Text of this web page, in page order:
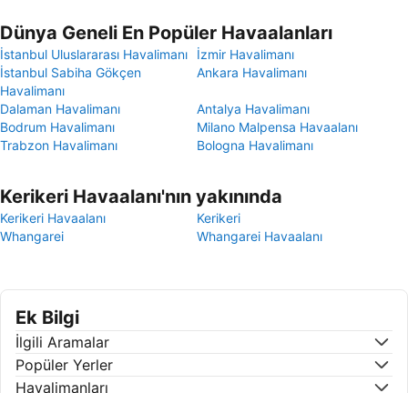
Dünya Geneli En Popüler Havaalanları
İstanbul Uluslararası Havalimanı
İzmir Havalimanı
İstanbul Sabiha Gökçen
Havalimanı
Ankara Havalimanı
Dalaman Havalimanı
Antalya Havalimanı
Bodrum Havalimanı
Milano Malpensa Havaalanı
Trabzon Havalimanı
Bologna Havalimanı
Kerikeri Havaalanı'nın yakınında
Kerikeri Havaalanı
Kerikeri
Whangarei
Whangarei Havaalanı
Ek Bilgi
İlgili Aramalar
Popüler Yerler
Havalimanları